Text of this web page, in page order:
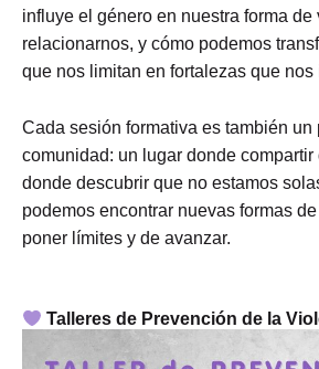
influye el género en nuestra forma de
relacionarnos, y cómo podemos
que nos limitan en fortalezas que nos
Cada sesión formativa es también un
comunidad: un lugar donde compartir
donde descubrir que no estamos
podemos encontrar nuevas formas
poner límites y de avanzar.
Talleres de Prevención de la